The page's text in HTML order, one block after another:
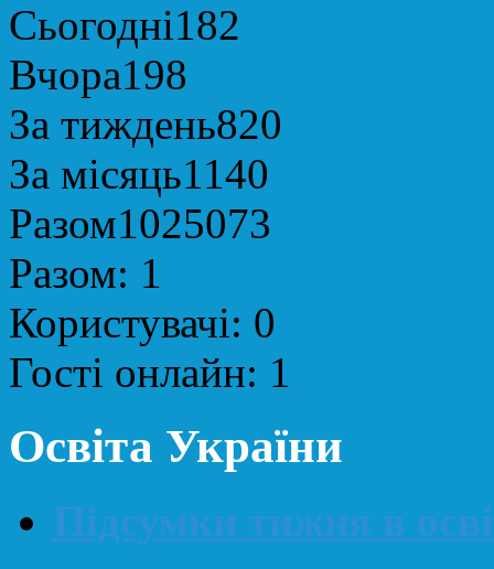
Сьогодні182
Вчора198
За тиждень820
За місяць1140
Разом1025073
Разом: 1
Користувачі: 0
Гості онлайн: 1
Освіта України
Підсумки тижня в